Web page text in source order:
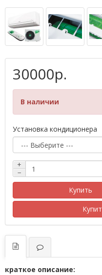
30000р.
В наличии
Установка кондиционера
+
−
Купить
краткое описание: